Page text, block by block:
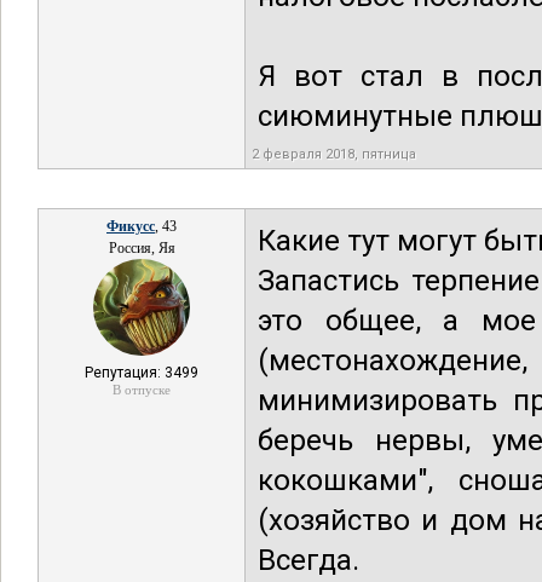
Я вот стал в
сиюминутные
2 февраля 2018, пятница
Фикусс, 43
Россия, Яя
Репутация: 3499
В отпуске
Какие тут могут
Запастись
это общее, а мое
минимизировать
беречь нервы,
кокошками",
(хозяйство и дом
Всегда.